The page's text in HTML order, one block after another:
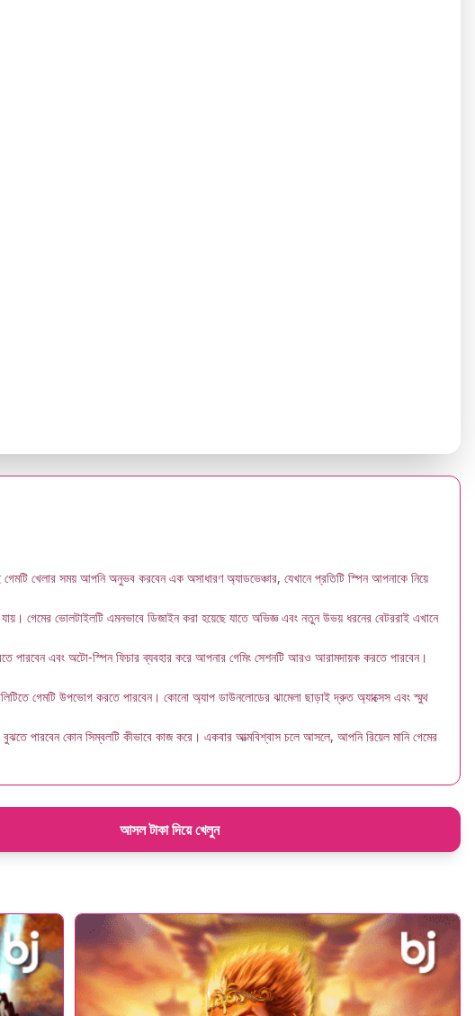
খেলার সময় আপনি অনুভব করবেন এক অসাধারণ অ্যাডভেঞ্চার, যেখানে প্রতিটি স্পিন আপনাকে নিয়ে
গেমের ভোলটাইলটি এমনভাবে ডিজাইন করা হয়েছে যাতে অভিজ্ঞ এবং নতুন উভয় ধরনের বেটররাই এখানে
এবং অটো-স্পিন ফিচার ব্যবহার করে আপনার গেমিং সেশনটি আরও আরামদায়ক করতে পারবেন।
গেমটি উপভোগ করতে পারবেন। কোনো অ্যাপ ডাউনলোডের ঝামেলা ছাড়াই দ্রুত অ্যাক্সেস এবং স্মুথ
পারবেন কোন সিম্বলটি কীভাবে কাজ করে। একবার আত্মবিশ্বাস চলে আসলে, আপনি রিয়েল মানি গেমের
আসল টাকা দিয়ে খেলুন